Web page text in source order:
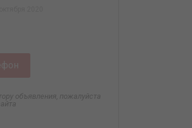
объявления, пожалуйста